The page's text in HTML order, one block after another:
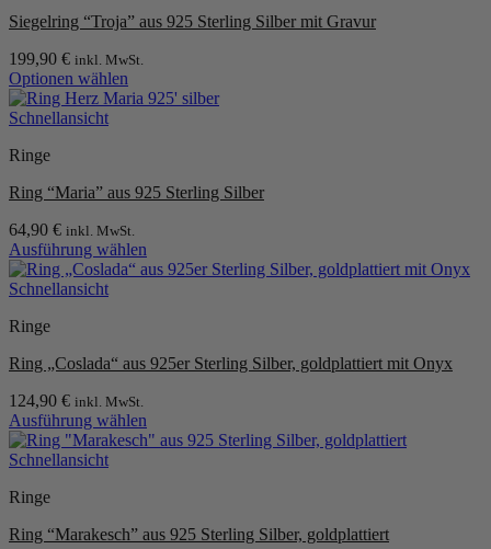
auf.
Optionen
können
auf
der
gewählt
werden
Siegelring “Troja” aus 925 Sterling Silber mit Gravur
199,90 € inkl. MwSt.
Optionen wählen
Dieses
Produkt
mehrere
auf.
Optionen
können
auf
der
gewählt
werden
Schnellansicht
Ringe
Ring “Maria” aus 925 Sterling Silber
64,90 € inkl. MwSt.
Ausführung wählen
Dieses
Produkt
mehrere
auf.
Optionen
können
auf
der
gewählt
werden
Schnellansicht
Ringe
Ring „Coslada“ aus 925er Sterling Silber, goldplattiert mit Onyx
124,90 € inkl. MwSt.
Ausführung wählen
Dieses
Produkt
mehrere
auf.
Schnellansicht
Ringe
Ring “Marakesch” aus 925 Sterling Silber, goldplattiert